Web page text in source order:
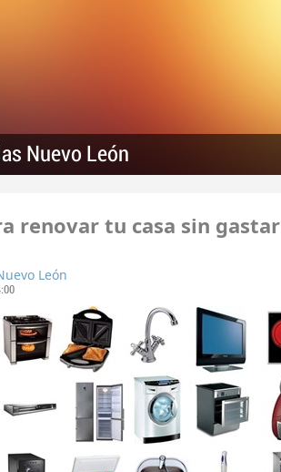
Nuevo León
renovar tu casa sin
León